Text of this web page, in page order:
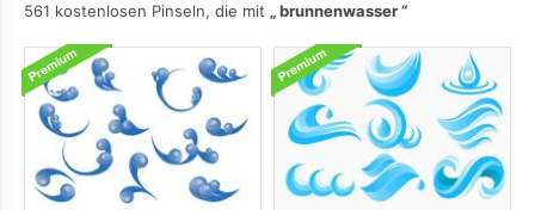
561 kostenlosen Pinseln, die mit
brunnenwasser